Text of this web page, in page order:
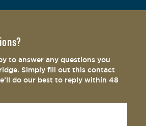
to answer any questions you
Simply fill out this contact
do our best to reply within 48